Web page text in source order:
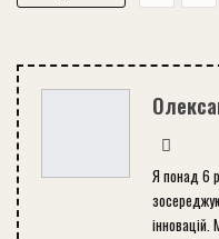
Я понад 6